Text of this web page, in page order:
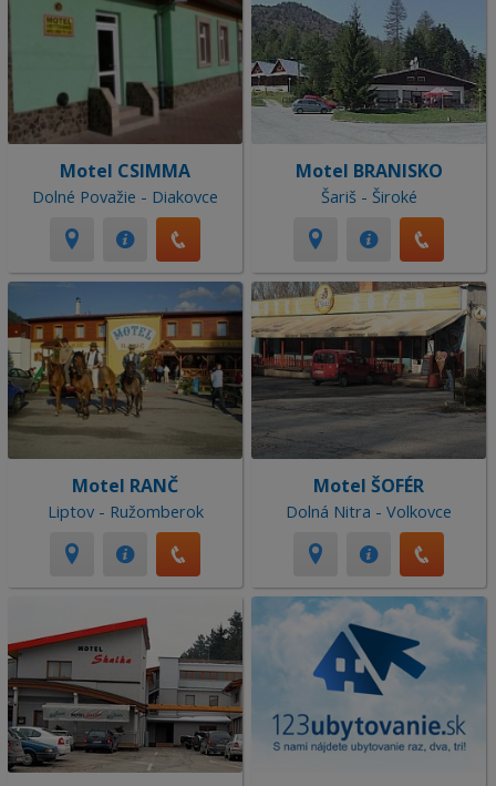
Motel CSIMMA
Dolné Považie - Diakovce
Motel BRANISKO
Šariš - Široké
Motel RANČ
Liptov - Ružomberok
Motel ŠOFÉR
Dolná Nitra - Volkovce